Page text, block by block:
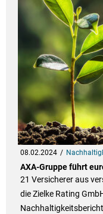
08.02.2024
AXA-Gruppe führt
21 Versicherer aus
die Zielke Rating